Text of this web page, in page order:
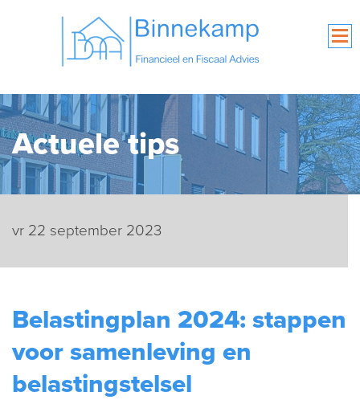
Actuele tips
vr 22 september 2023
Belastingplan 2024: stappen
voor samenleving en
belastingstelsel